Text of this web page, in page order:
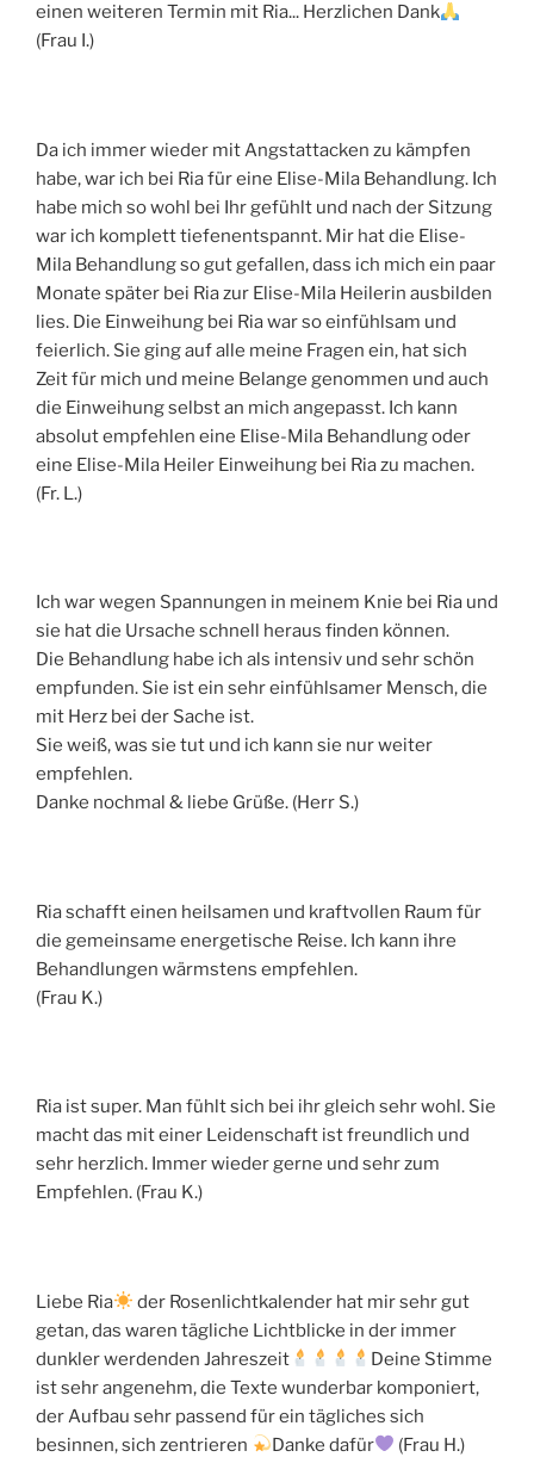
einen weiteren Termin mit Ria... Herzlichen Dank
(Frau I.)
Da ich immer wieder mit Angstattacken zu kämpfen
habe, war ich bei Ria für eine Elise-Mila Behandlung. Ich
habe mich so wohl bei Ihr gefühlt und nach der Sitzung
war ich komplett tiefenentspannt. Mir hat die Elise-
Mila Behandlung so gut gefallen, dass ich mich ein paar
Monate später bei Ria zur Elise-Mila Heilerin ausbilden
lies. Die Einweihung bei Ria war so einfühlsam und
feierlich. Sie ging auf alle meine Fragen ein, hat sich
Zeit für mich und meine Belange genommen und auch
die Einweihung selbst an mich angepasst. Ich kann
absolut empfehlen eine Elise-Mila Behandlung oder
eine Elise-Mila Heiler Einweihung bei Ria zu machen.
(Fr. L.)
Ich war wegen Spannungen in meinem Knie bei Ria und
sie hat die Ursache schnell heraus finden können.
Die Behandlung habe ich als intensiv und sehr schön
empfunden. Sie ist ein sehr einfühlsamer Mensch, die
mit Herz bei der Sache ist.
Sie weiß, was sie tut und ich kann sie nur weiter
empfehlen.
Danke nochmal & liebe Grüße. (Herr S.)
Ria schafft einen heilsamen und kraftvollen Raum für
die gemeinsame energetische Reise. Ich kann ihre
Behandlungen wärmstens empfehlen.
(Frau K.)
Ria ist super. Man fühlt sich bei ihr gleich sehr wohl. Sie
macht das mit einer Leidenschaft ist freundlich und
sehr herzlich. Immer wieder gerne und sehr zum
Empfehlen. (Frau K.)
Liebe Ria
der Rosenlichtkalender hat mir sehr gut
getan, das waren tägliche Lichtblicke in der immer
dunkler werdenden Jahreszeit
Deine Stimme
ist sehr angenehm, die Texte wunderbar komponiert,
der Aufbau sehr passend für ein tägliches sich
besinnen, sich zentrieren
Danke dafür (Frau H.)